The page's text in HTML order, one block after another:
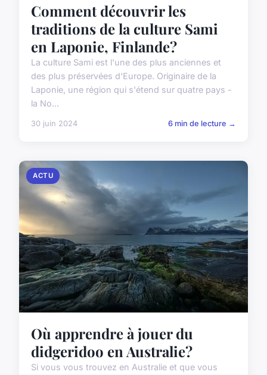
Comment découvrir les
traditions de la culture Sami
en Laponie, Finlande?
La culture Sami est l'une des plus anciennes et
des plus préservées d'Europe. Originaire de la
Laponie, une région qui s'étend sur quatre pays -
la No...
30 juin 2024 6 min de lecture →
ACTU
Où apprendre à jouer du
didgeridoo en Australie?
Si vous vous trouvez en Australie et que vous